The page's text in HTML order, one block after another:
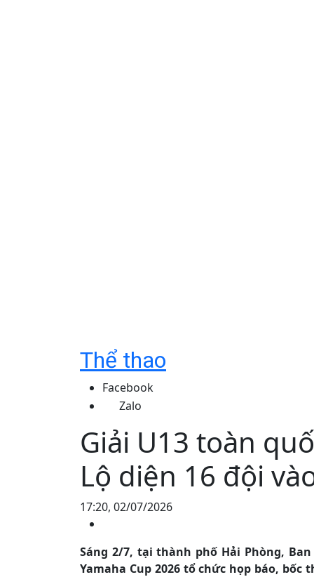
Thể thao
Facebook
Zalo
Giải U13 toàn
Lộ diện 16 đội
17:20, 02/07/2026
Sáng 2/7, tại thành phố Hải Phòng,
Yamaha Cup 2026 tổ chức họp báo,